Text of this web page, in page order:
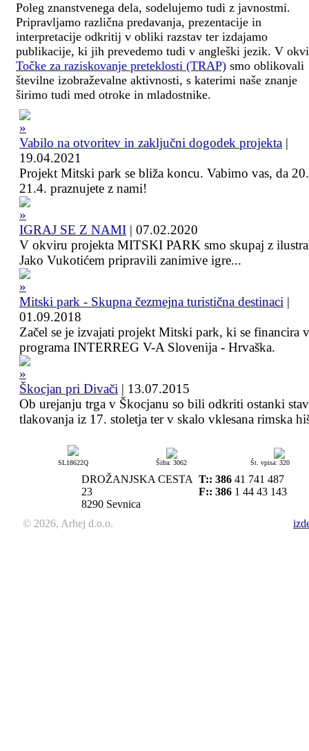
Poleg znanstvenega dela, sodelujemo tudi z javnostmi.
Pripravljamo različna predavanja, prezentacije in
interpretacije odkritij v obliki razstav ter izdajamo
publikacije, ki jih prevedemo tudi v angleški jezik. V
Točke za raziskovanje preteklosti (TRAP) smo oblikovali
številne izobraževalne aktivnosti, s katerimi naše znanje
širimo tudi med otroke in mladostnike.
Vabilo na otvoritev in zaključni dogodek projekta |
19.04.2021
Projekt Mitski park se bliža koncu. Vabimo vas, da
21.4. praznujete z nami!
IGRAJ SE Z NAMI | 07.02.2020
V okviru projekta MITSKI PARK smo skupaj z
Jako Vukotićem pripravili zanimive igre...
Mitski park - Skupna čezmejna turistična destinaci |
01.09.2018
Začel se je izvajati projekt Mitski park, ki se financira
programa INTERREG V-A Slovenija - Hrvaška.
Škocjan pri Divači | 13.07.2015
Ob urejanju trga v Škocjanu so bili odkriti ostanki
tlakovanja iz 17. stoletja ter v skalo vklesana rimska
SL18622Q Šifra: 3062 Št. vpisa: 320
DROŽANJSKA CESTA
23
8290 Sevnica
T:: 386 41 741 487
F:: 386 1 44 43 143
© 2026, Arhej d.o.o.